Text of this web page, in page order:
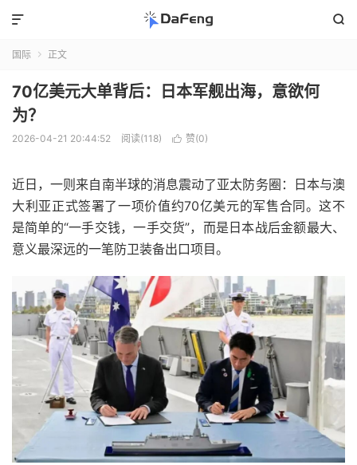


国际  正文
70亿美元大单背后：日本军舰出海，意欲何
为？
2026-04-21 20:44:52 阅读(118)  赞(0)
近日，一则来自南半球的消息震动了亚太防务圈：日本与澳
大利亚正式签署了一项价值约70亿美元的军售合同。这不
是简单的“一手交钱，一手交货”，而是日本战后金额最大、
意义最深远的一笔防卫装备出口项目。